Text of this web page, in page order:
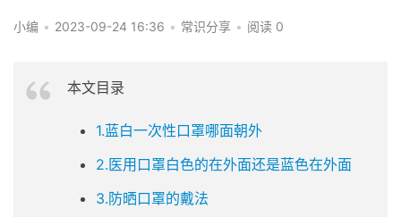
小编 • 2023-09-24 16:36 • 常识分享 • 阅读 0
本文目录
1.蓝白一次性口罩哪面朝外
2.医用口罩白色的在外面还是蓝色在外面
3.防晒口罩的戴法